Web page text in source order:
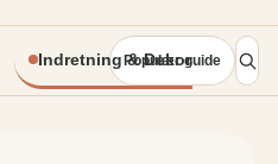
Indretning & Dekoration
Populær guide